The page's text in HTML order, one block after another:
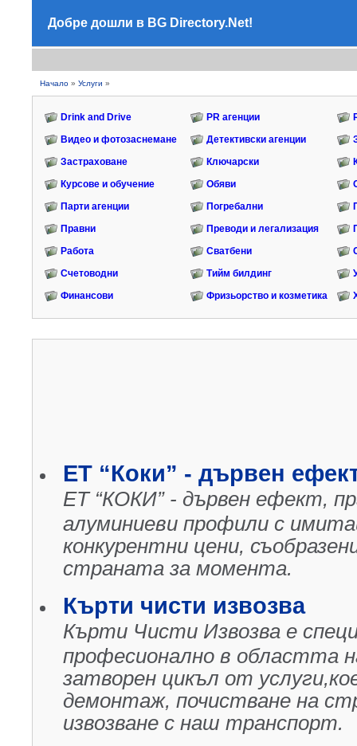
Добре дошли в BG Directory.Net!
Начало » Услуги »
Drink and Drive PR агенции
Видео и фотозаснемане
Детективски агенции
Застраховане
Ключарски
Курсове и обучение
Обяви
Парти агенции
Погребални
Правни
Преводи и легализация
Работа
Сватбени
Счетоводни
Тийм билдинг
Финансови
Фризьорство и козметика
ЕТ “Коки” - дървен
ЕТ “КОКИ” - дървен ефект,
алуминиеви профили с
конкурентни цени,
страната за момента.
Кърти чисти извозва
Кърти Чисти Извозва е
професионално в областта
затворен цикъл от
демонтаж, почистване на
извозване с наш транспорт.